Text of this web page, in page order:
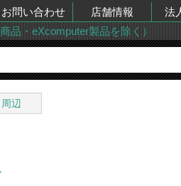
お問い合わせ 店舗情報 法
品・eXcomputer製品を除く）
辺